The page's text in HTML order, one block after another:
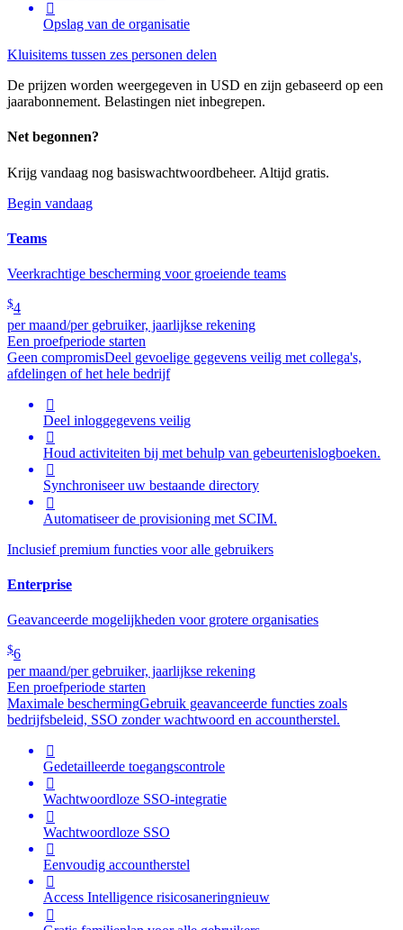

Opslag van de organisatie
Kluisitems tussen zes personen delen
De prijzen worden weergegeven in USD en zijn gebaseerd op een
jaarabonnement. Belastingen niet inbegrepen.
Net begonnen?
Krijg vandaag nog basiswachtwoordbeheer. Altijd gratis.
Begin vandaag
Teams
Veerkrachtige bescherming voor groeiende teams
$4
per maand/per gebruiker, jaarlijkse rekening
Een proefperiode starten
Geen compromisDeel gevoelige gegevens veilig met collega's,
afdelingen of het hele bedrijf

Deel inloggegevens veilig

Houd activiteiten bij met behulp van gebeurtenislogboeken.

Synchroniseer uw bestaande directory

Automatiseer de provisioning met SCIM.
Inclusief premium functies voor alle gebruikers
Enterprise
Geavanceerde mogelijkheden voor grotere organisaties
$6
per maand/per gebruiker, jaarlijkse rekening
Een proefperiode starten
Maximale beschermingGebruik geavanceerde functies zoals
bedrijfsbeleid, SSO zonder wachtwoord en accountherstel.

Gedetailleerde toegangscontrole

Wachtwoordloze SSO-integratie

Wachtwoordloze SSO

Eenvoudig accountherstel

Access Intelligence risicosaneringnieuw
